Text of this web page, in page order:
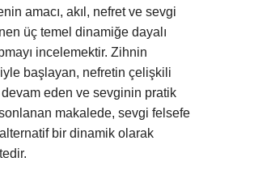
amacı, akıl, nefret ve sevgi
üç temel dinamiğe dayalı
incelemektir. Zihnin
başlayan, nefretin çelişkili
devam eden ve sevginin pratik
makalede, sevgi felsefe
bir dinamik olarak